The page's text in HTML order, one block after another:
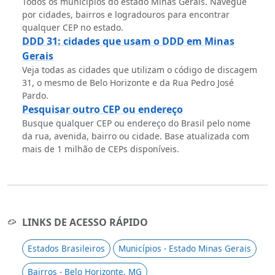
por cidades, bairros e logradouros para encontrar
qualquer CEP no estado.
DDD 31: cidades que usam o DDD em Minas
Gerais
Veja todas as cidades que utilizam o código de discagem
31, o mesmo de Belo Horizonte e da Rua Pedro José
Pardo.
Pesquisar outro CEP ou endereço
Busque qualquer CEP ou endereço do Brasil pelo nome
da rua, avenida, bairro ou cidade. Base atualizada com
mais de 1 milhão de CEPs disponíveis.
LINKS DE ACESSO RÁPIDO
Estados Brasileiros
Municípios - Estado Minas Gerais
Bairros - Belo Horizonte, MG